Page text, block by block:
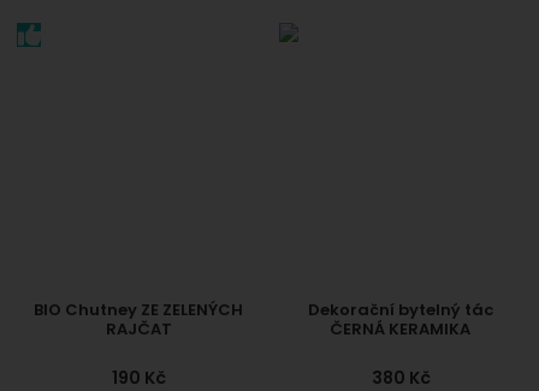
BIO Chutney ZE ZELENÝCH
RAJČAT
190 Kč
Dekorační bytelný tác
ČERNÁ KERAMIKA
380 Kč